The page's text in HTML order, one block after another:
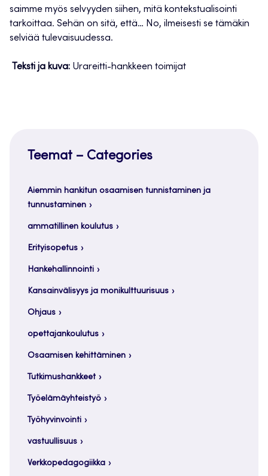
saimme myös selvyyden siihen, mitä kontekstualisointi
tarkoittaa. Sehän on sitä, että… No, ilmeisesti se tämäkin
selviää tulevaisuudessa.
Teksti ja kuva: Urareitti-hankkeen toimijat
Teemat – Categories
Aiemmin hankitun osaamisen tunnistaminen ja
tunnustaminen
ammatillinen koulutus
Erityisopetus
Hankehallinnointi
Kansainvälisyys ja monikulttuurisuus
Ohjaus
opettajankoulutus
Osaamisen kehittäminen
Tutkimushankkeet
Työelämäyhteistyö
Työhyvinvointi
vastuullisuus
Verkkopedagogiikka